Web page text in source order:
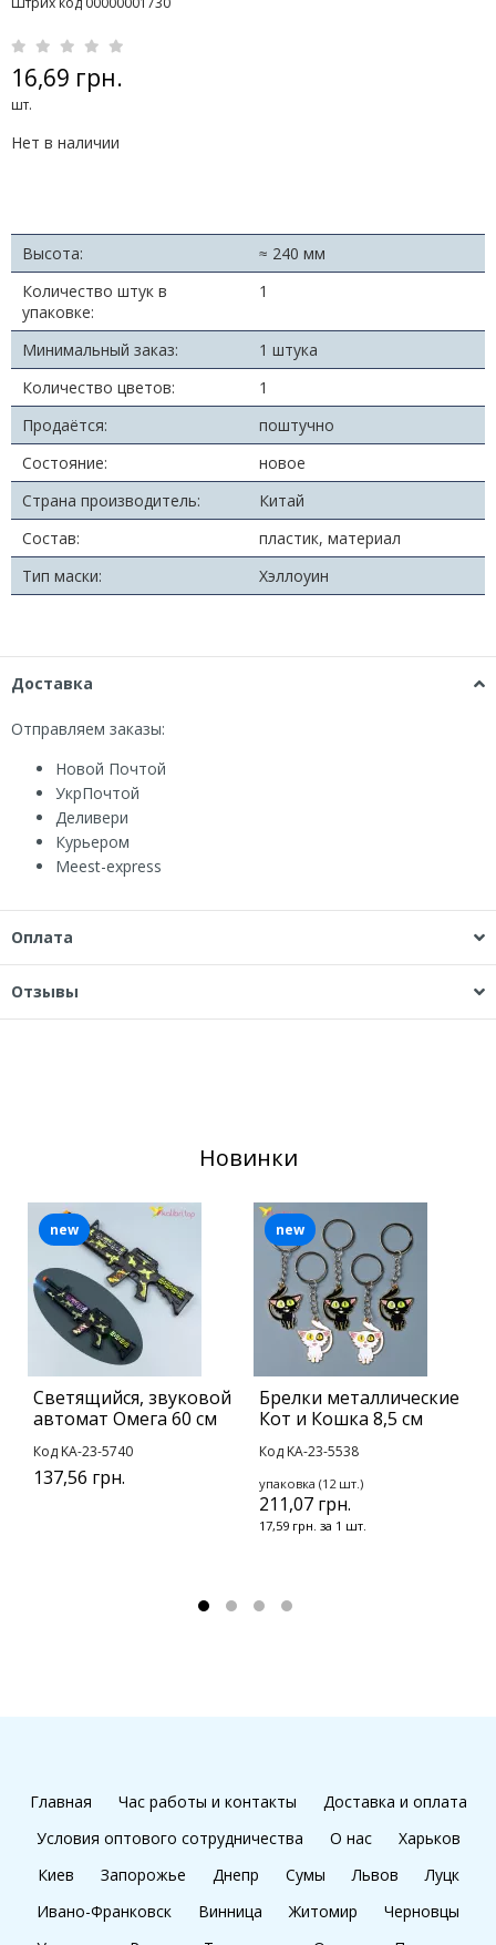
16,69 грн.
шт.
Нет в наличии
Высота:
≈ 240 мм
Количество штук в
упаковке:
1
Минимальный заказ:
1 штука
Количество цветов:
1
Продаётся:
поштучно
Состояние:
новое
Страна производитель:
Китай
Состав:
пластик, материал
Тип маски:
Хэллоуин
Доставка
Отправляем заказы:
Новой Почтой
УкрПочтой
Деливери
Курьером
Мeest-express
Оплата
Отзывы
Новинки
Светящийся, звуковой
автомат Омега 60 см
Код KA-23-5740
137,56 грн.
new
Брелки металлические
Кот и Кошка 8,5 см
Код KA-23-5538
упаковка (12 шт.)
211,07 грн.
17,59 грн. за 1 шт.
new
Главная Час работы и контакты
Доставка и оплата
Условия оптового сотрудничества
О нас
Харьков
Киев
Запорожье Днепр Сумы Львов
Луцк
Ивано-Франковск
Винница Житомир
Черновцы